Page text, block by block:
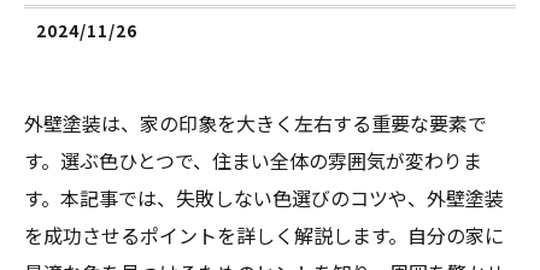
2024/11/26
外壁塗装は、家の印象を大きく左右する重要な要素で
す。選ぶ色ひとつで、住まい全体の雰囲気が変わりま
す。本記事では、失敗しない色選びのコツや、外壁塗装
を成功させるポイントを詳しく解説します。自分の家に